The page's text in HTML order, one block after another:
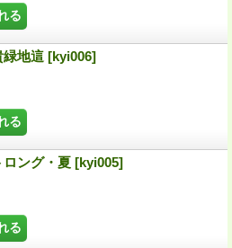
緑地這 [kyi006]
ング・夏 [kyi005]